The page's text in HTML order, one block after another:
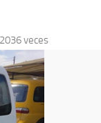
veces